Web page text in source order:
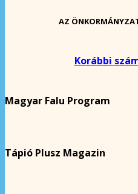
AZ
Korábbi
Magyar Falu Program
Tápió Plusz Magazin